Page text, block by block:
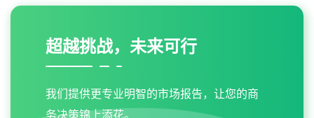
超越挑战，未来可行
我们提供更专业明智的市场报告，让您的商